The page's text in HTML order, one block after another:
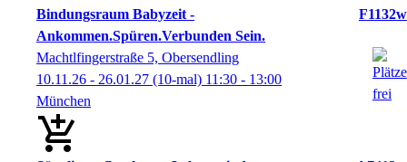
Bindungsraum Babyzeit -
Ankommen.Spüren.Verbunden Sein.
F1132w
Machtlfingerstraße 5, Obersendling
10.11.26 - 26.01.27 (10-mal) 11:30 - 13:00
München